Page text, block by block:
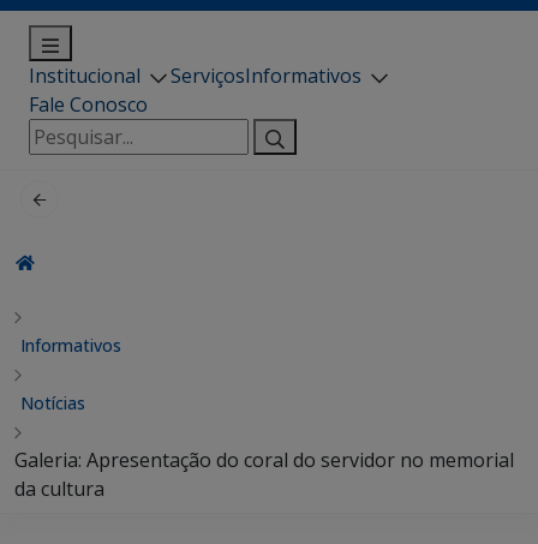
Institucional ServiçosInformativos
Fale Conosco
Pesquisar
por:
Informativos
Notícias
Galeria: Apresentação do coral do servidor no memorial
da cultura